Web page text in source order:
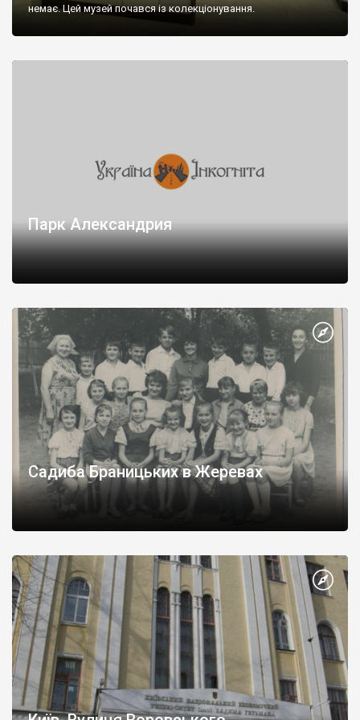
Бушевому,Чубинцях ,Буках . У тих же Буках розташований
(маєтків). А ще значною популярністю користується село
Також серед річок області надпопулярною є красуня
рай для рибалок та байдарочників.
немає. Цей музей почався із колекціонування.
Парк Александрия
Садиба Браницьких в Жеревах